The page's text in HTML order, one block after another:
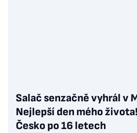
Salač senzačně vyhrál v
Nejlepší den mého
Česko po 16 letech